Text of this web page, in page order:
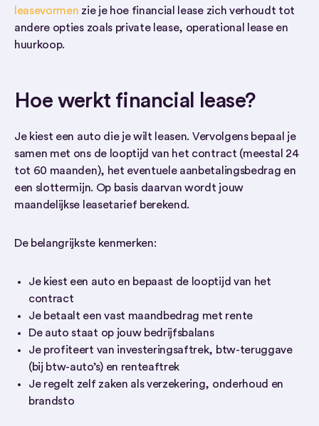
leasevormen zie je hoe financial lease zich verhoudt tot
andere opties zoals private lease, operational lease en
huurkoop.
Hoe werkt financial lease?
Je kiest een auto die je wilt leasen. Vervolgens bepaal je
samen met ons de looptijd van het contract (meestal 24
tot 60 maanden), het eventuele aanbetalingsbedrag en
een slottermijn. Op basis daarvan wordt jouw
maandelijkse leasetarief berekend.
De belangrijkste kenmerken:
Je kiest een auto en bepaast de looptijd van het
contract
Je betaalt een vast maandbedrag met rente
De auto staat op jouw bedrijfsbalans
Je profiteert van investeringsaftrek, btw-teruggave
(bij btw-auto’s) en renteaftrek
Je regelt zelf zaken als verzekering, onderhoud en
brandsto